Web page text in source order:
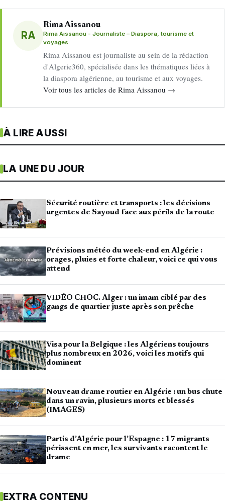
RA
Rima Aissanou
Rima Aissanou - Journaliste – Diaspora, tourisme et
voyages
Rima Aissanou est journaliste au sein de la rédaction
d'Algerie360, spécialisée dans les thématiques liées à
la diaspora algérienne, au tourisme et aux voyages.
Voir tous les articles de Rima Aissanou →
À LIRE AUSSI
LA UNE DU JOUR
Sécurité routière et transports : les décisions
urgentes de Sayoud face aux périls de la route
Prévisions météo du week-end en Algérie :
orages, pluies et forte chaleur, voici ce qui vous
attend
VIDÉO CHOC. Alger : un imam ciblé par des
gangs de quartier juste après son prêche
Visa pour la Belgique : les Algériens toujours
plus nombreux en 2026, voici les motifs qui
dominent
Nouveau drame routier en Algérie : un bus chute
dans un ravin, plusieurs morts et blessés
(IMAGES)
Partis d’Algérie pour l’Espagne : 17 migrants
périssent en mer, les survivants racontent le
drame
EXTRA CONTENU